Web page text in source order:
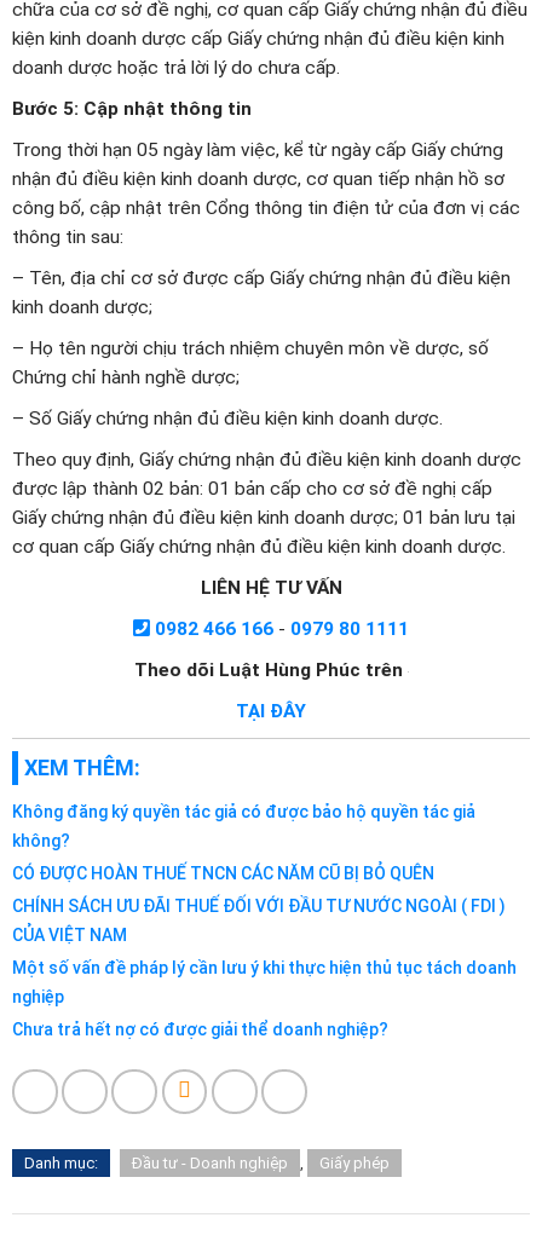
chữa của cơ sở đề nghị, cơ quan cấp Giấy chứng nhận đủ điều
kiện kinh doanh dược cấp Giấy chứng nhận đủ điều kiện kinh
doanh dược hoặc trả lời lý do chưa cấp.
Bước 5: Cập nhật thông tin
Trong thời hạn 05 ngày làm việc, kể từ ngày cấp Giấy chứng
nhận đủ điều kiện kinh doanh dược, cơ quan tiếp nhận hồ sơ
công bố, cập nhật trên Cổng thông tin điện tử của đơn vị các
thông tin sau:
– Tên, địa chỉ cơ sở được cấp Giấy chứng nhận đủ điều kiện
kinh doanh dược;
– Họ tên người chịu trách nhiệm chuyên môn về dược, số
Chứng chỉ hành nghề dược;
– Số Giấy chứng nhận đủ điều kiện kinh doanh dược.
Theo quy định, Giấy chứng nhận đủ điều kiện kinh doanh dược
được lập thành 02 bản: 01 bản cấp cho cơ sở đề nghị cấp
Giấy chứng nhận đủ điều kiện kinh doanh dược; 01 bản lưu tại
cơ quan cấp Giấy chứng nhận đủ điều kiện kinh doanh dược.
LIÊN HỆ TƯ VẤN
0982 466 166 - 0979 80 1111
Theo dõi Luật Hùng Phúc trên
TẠI ĐÂY
XEM THÊM:
Không đăng ký quyền tác giả có được bảo hộ quyền tác giả
không?
CÓ ĐƯỢC HOÀN THUẾ TNCN CÁC NĂM CŨ BỊ BỎ QUÊN
CHÍNH SÁCH ƯU ĐÃI THUẾ ĐỐI VỚI ĐẦU TƯ NƯỚC NGOÀI ( FDI )
CỦA VIỆT NAM
Một số vấn đề pháp lý cần lưu ý khi thực hiện thủ tục tách doanh
nghiệp
Chưa trả hết nợ có được giải thể doanh nghiệp?
Danh mục: Đầu tư - Doanh nghiệp , Giấy phép